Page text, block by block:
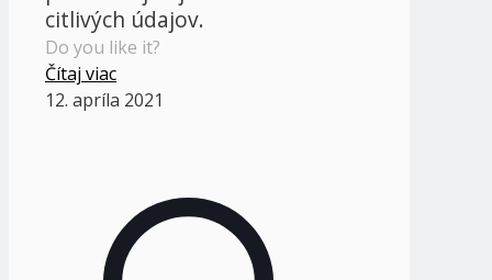
citlivých údajov.
Do you like it?
Čítaj viac
12. apríla 2021